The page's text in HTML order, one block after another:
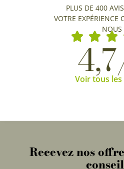
PLUS DE 400
VOTRE EXPÉRIENCE
NOUS
Voir tous
Recevez nos